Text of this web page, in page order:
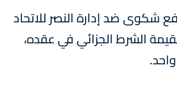
شكوى ضد إدارة النصر للاتحاد
الشرط الجزائي في عقده،